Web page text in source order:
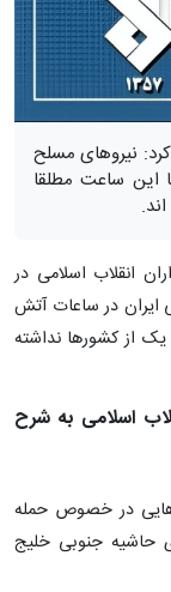
کرد: نیروهای مسلح
این ساعت مطلقا
انقلاب اسلامی در
ایران در ساعات آتش
از کشورها نداشته
اسلامی به شرح
در خصوص حمله
حاشیه جنوبی خلیج